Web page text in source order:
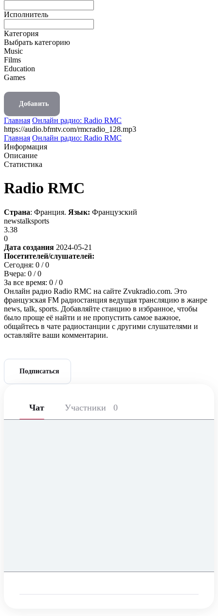
Исполнитель
Категория
Выбрать категорию
Music
Films
Education
Games
Добавить
Главная Онлайн радио: Radio RMC
https://audio.bfmtv.com/rmcradio_128.mp3
Главная Онлайн радио: Radio RMC
Информация
Описание
Статистика
Radio RMC
Страна: Франция. Язык: Французский
newstalksports
3.38
0
Дата создания 2024-05-21
Посетителей/слушателей:
Сегодня: 0 / 0
Вчера: 0 / 0
За все время: 0 / 0
Онлайн радио Radio RMC на сайте Zvukradio.com. Это
французская FM радиостанция ведущая трансляцию в жанре
news, talk, sports. Добавляйте станцию в избранное, чтобы
было проще её найти и не пропустить самое важное,
общайтесь в чате радиостанции с другими слушателями и
оставляйте ваши комментарии.
Подписаться
Чат Участники 0